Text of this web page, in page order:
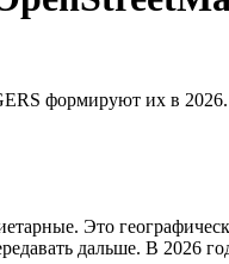
формируют их в 2026.
Это
дальше. В 2026